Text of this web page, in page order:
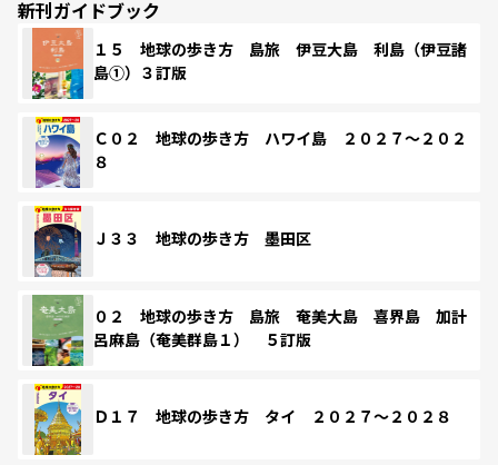
新刊ガイドブック
１５ 地球の歩き方 島旅 伊豆大島 利島（伊豆諸
島①）３訂版
Ｃ０２ 地球の歩き方 ハワイ島 ２０２７～２０２
８
Ｊ３３ 地球の歩き方 墨田区
０２ 地球の歩き方 島旅 奄美大島 喜界島 加計
呂麻島（奄美群島１） ５訂版
Ｄ１７ 地球の歩き方 タイ ２０２７～２０２８